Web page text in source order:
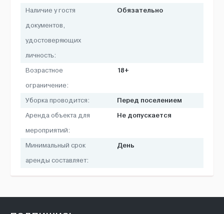
Наличие у гостя
документов,
удостоверяющих
личность:
Обязательно
Возрастное
ограничение:
18+
Уборка проводится: Перед поселением
Аренда объекта для
мероприятий:
Не допускается
Минимальный срок
аренды составляет:
День